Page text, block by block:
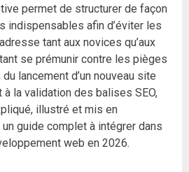
permet de structurer de façon
indispensables afin d’éviter les
tant aux novices qu’aux
se prémunir contre les pièges
lancement d’un nouveau site
à la validation des balises SEO,
illustré et mis en
guide complet à intégrer dans
web en 2026.